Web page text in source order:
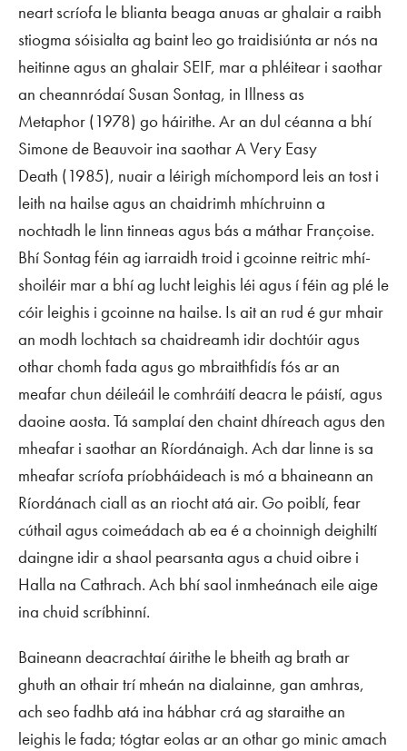
neart scríofa le blianta beaga anuas ar ghalair a raibh
stiogma sóisialta ag baint leo go traidisiúnta ar nós na
heitinne agus an ghalair SEIF, mar a phléitear i saothar
an cheannródaí Susan Sontag, in Illness as
Metaphor (1978) go háirithe. Ar an dul céanna a bhí
Simone de Beauvoir ina saotharA Very Easy
Death (1985), nuair a léirigh míchompord leis an tost i
leith na hailse agus an chaidrimh mhíchruinn a
nochtadh le linn tinneas agus bás a máthar Françoise.
Bhí Sontag féin ag iarraidh troid i gcoinne reitric mhí-
shoiléir mar a bhí ag lucht leighis léi agus í féin ag plé le
cóir leighis i gcoinne na hailse. Is ait an rud é gur mhair
an modh lochtach sa chaidreamh idir dochtúir agus
othar chomh fada agus go mbraithfidís fós ar an
meafar chun déileáil le comhráití deacra le páistí, agus
daoine aosta. Tá samplaí den chaint dhíreach agus den
mheafar i saothar an Ríordánaigh. Ach dar linne is sa
mheafar scríofa príobháideach is mó a bhaineann an
Ríordánach ciall as an riocht atá air. Go poiblí, fear
cúthail agus coimeádach ab ea é a choinnigh deighiltí
daingne idir a shaol pearsanta agus a chuid oibre i
Halla na Cathrach. Ach bhí saol inmheánach eile aige
ina chuid scríbhinní.
Baineann deacrachtaí áirithe le bheith ag brath ar
ghuth an othair trí mheán na dialainne, gan amhras,
ach seo fadhb atá ina hábhar crá ag staraithe an
leighis le fada; tógtar eolas ar an othar go minic amach